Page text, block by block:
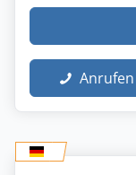
Anrufen